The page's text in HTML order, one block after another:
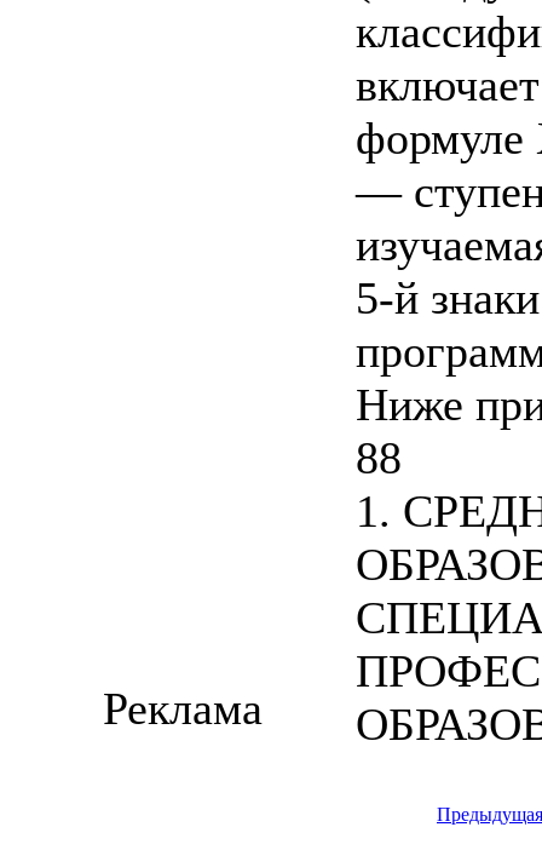
—
5-й
Ниже
88
1.
Предыдущая
Реклама